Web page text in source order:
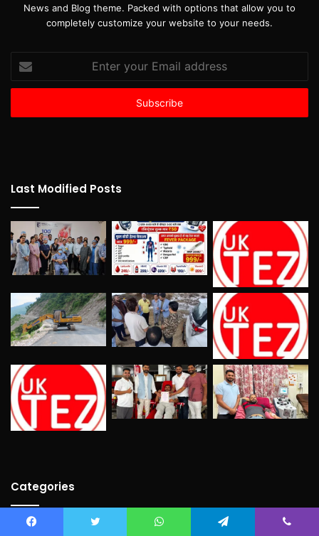
News and Blog theme. Packed with options that allow you to
completely customize your website to your needs.
your
Email
Last Modified Posts
Categories
Bollywood